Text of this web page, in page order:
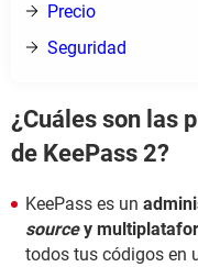
Precio
Seguridad
¿Cuáles son las
de KeePass 2?
KeePass es un
sourcey
todos tus códigos en